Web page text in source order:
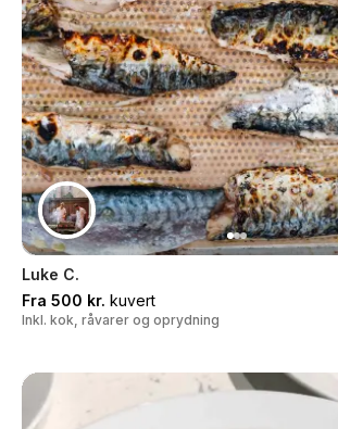
Luke C.
Fra 500 kr. kuvert
Inkl. kok, råvarer og oprydning